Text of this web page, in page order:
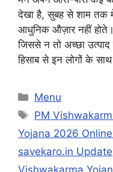
देखा है, सुबह से शाम तक
आधुनिक औज़ार नहीं होते।
जिससे न तो अच्छा
हिसाब से इन लोगों के
Categories
Menu
Tags
PM
Yojana 2026
savekaro.in Update
Vishwakarma